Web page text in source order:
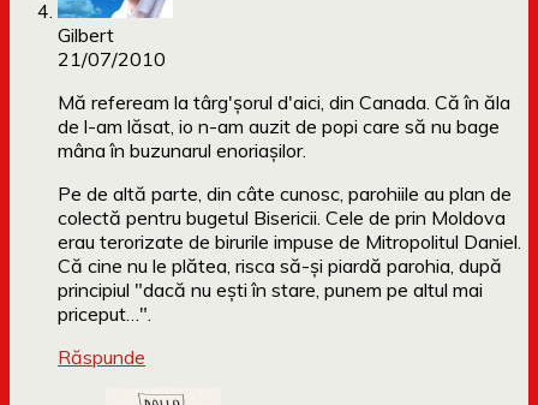
Gilbert
21/07/2010
Mă refeream la târg'şorul d'aici, din Canada. Că în ăla
de l-am lăsat, io n-am auzit de popi care să nu bage
mâna în buzunarul enoriaşilor.
Pe de altă parte, din câte cunosc, parohiile au plan de
colectă pentru bugetul Bisericii. Cele de prin Moldova
erau terorizate de birurile impuse de Mitropolitul Daniel.
Că cine nu le plătea, risca să-şi piardă parohia, după
principiul "dacă nu eşti în stare, punem pe altul mai
priceput…".
Răspunde